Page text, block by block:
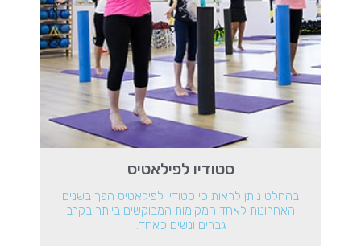
סטודיו לפילאטיס
בהחלט ניתן לראות כי סטודיו לפילאטיס הפך בשנים
האחרונות לאחד המקומות המבוקשים ביותר בקרב
גברים ונשים כאחד.